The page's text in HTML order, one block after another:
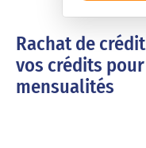
Rachat de
vos crédits
mensualités